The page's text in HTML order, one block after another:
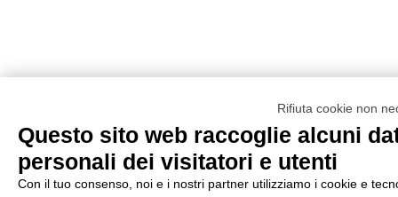
Rifiuta cookie non
Questo sito web raccoglie alcuni
personali dei visitatori e utenti
Con il tuo consenso, noi e i nostri partner utilizziamo i cookie e